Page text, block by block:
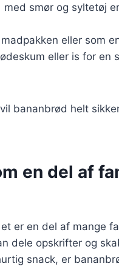
smør og syltetøj
eller som
eller is for en
bananbrød helt
en del af
er en del af mange
dele opskrifter og
snack, er